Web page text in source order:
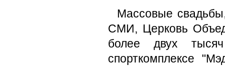
Массовые
СМИ, Церковь
более двух
спорткомплексе